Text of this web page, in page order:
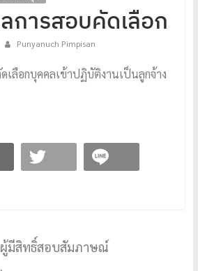
การสอบคัดเลือก
Punyanuch Pimpisan
เลือกบุคคลเข้าปฏิบัติงานเป็นลูกจ้าง
มีสิทธิ์สอบสัมภาษณ์